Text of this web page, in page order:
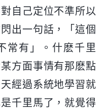
自己定位不準所以
出一句話，「這個
常有」。什麽千里
方面事情有那麽點
經過系統地學習就
千里馬了，就覺得